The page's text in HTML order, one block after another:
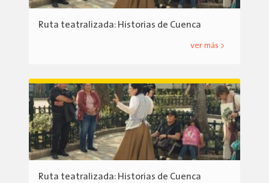
Ruta teatralizada: Historias de Cuenca
ver más >
Ruta teatralizada: Historias de Cuenca